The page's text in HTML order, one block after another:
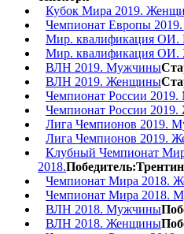
Кубок Мира 2019.
Чемпионат Европы
Мир. квалификация
Мир. квалификация
ВЛН 2019. Мужчины
ВЛН 2019. Женщины
Чемпионат России
Чемпионат России
Лига Чемпионов 2019.
Лига Чемпионов 2019.
Клубный Чемпионат
2018.
Чемпионат Мира 2018.
Чемпионат Мира 2018.
ВЛН 2018. Мужчины
ВЛН 2018. Женщины